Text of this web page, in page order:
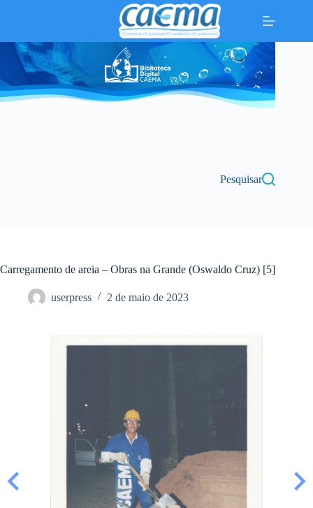
conteúdo
Pesquisar
Carregamento de areia – Obras na Grande (Oswaldo Cruz) [5]
userpress 2 de maio de 2023